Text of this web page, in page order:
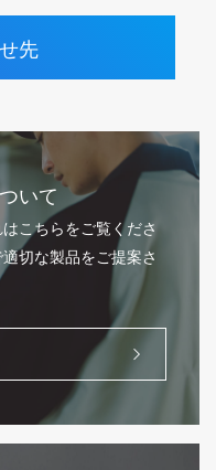
先
いて
こちらをご覧くださ
切な製品をご提案さ